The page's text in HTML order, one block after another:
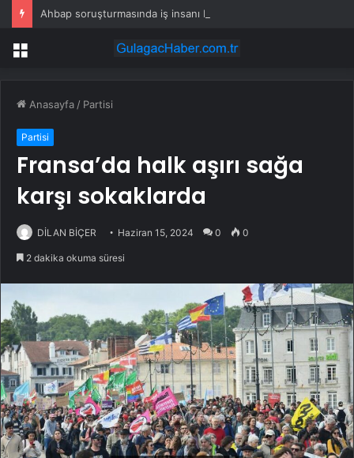
Menü
Anasayfa / Partisi
Partisi
Fransa’da halk aşırı sağa
karşı sokaklarda
DİLAN BİÇER Haziran 15, 2024 0 0
2 dakika okuma süresi